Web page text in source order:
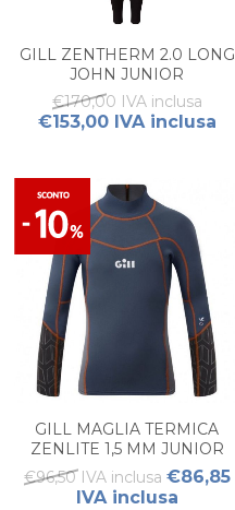
GILL ZENTHERM 2.0 LONG
JOHN JUNIOR
€170,00 IVA inclusa
€153,00 IVA inclusa
GILL MAGLIA TERMICA
ZENLITE 1,5 MM JUNIOR
€96,50 IVA inclusa €86,85
IVA inclusa